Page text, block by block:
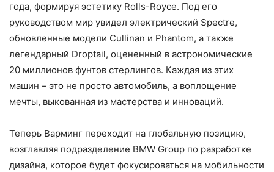
года, формируя эстетику Rolls-Royce. Под его
руководством мир увидел электрический Spectre,
обновленные модели Cullinan и Phantom, а также
легендарный Droptail, оцененный в астрономические
20 миллионов фунтов стерлингов. Каждая из этих
машин – это не просто автомобиль, а воплощение
мечты, выкованная из мастерства и инноваций.
Теперь Варминг переходит на глобальную позицию,
возглавляя подразделение BMW Group по разработке
дизайна, которое будет фокусироваться на мобильности